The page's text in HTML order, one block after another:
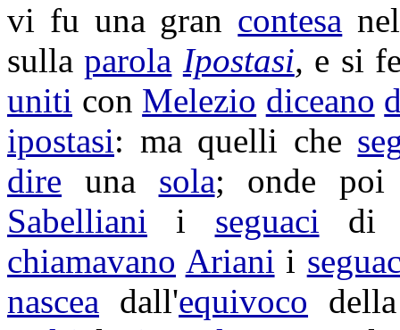
vi fu una gran contesa
sullaparola Ipostasi, e si
uniti con Melezio diceano
ipostasi: ma quelli che
dire una sola; onde
Sabelliani i seguaci
chiamavano Ariani i
nascea dall'equivoco